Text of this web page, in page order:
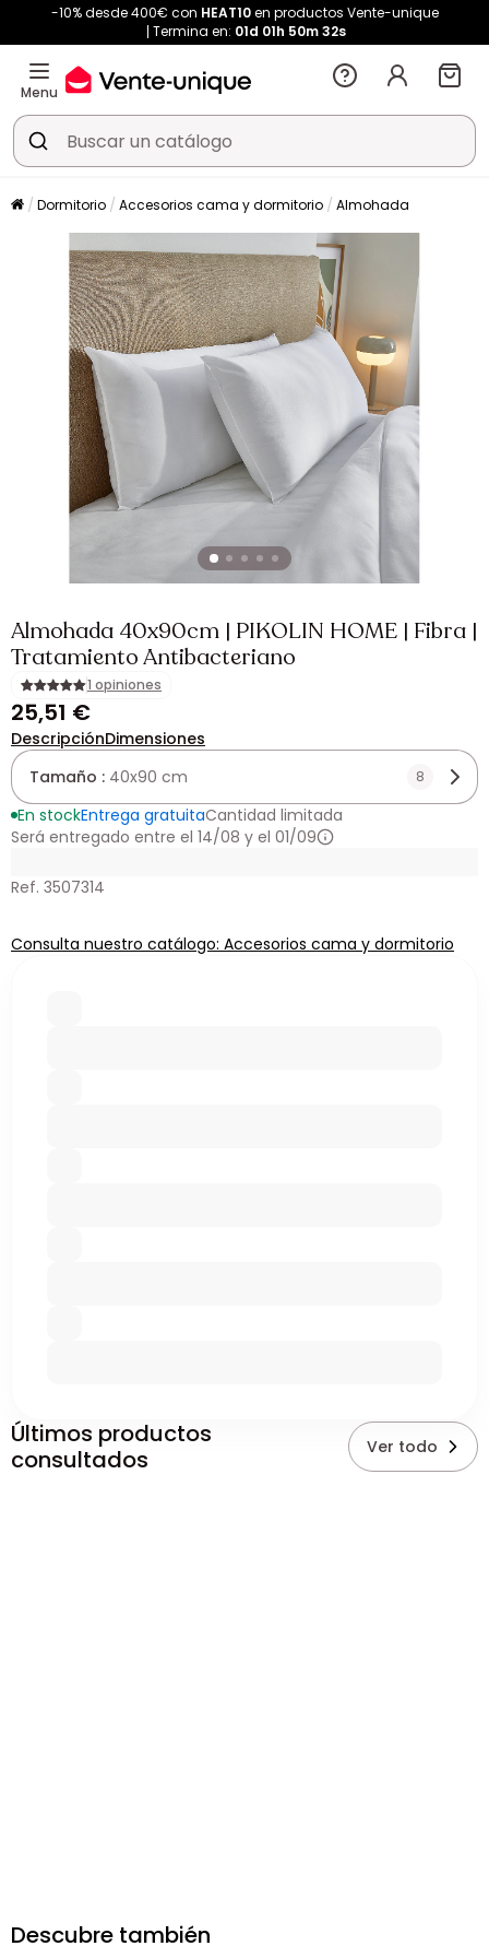
-10% desde 400€ con HEAT10en productos Vente-unique
Termina en: 01d 01h 50m 31s
Menu
Dormitorio Accesorios cama y dormitorio Almohada
Almohada 40x90cm | PIKOLIN HOME | Fibra |
Tratamiento Antibacteriano
1 opiniones
25,51 €
DescripciónDimensiones
Tamaño : 40x90 cm 8
En stockEntrega gratuitaCantidad limitada
Será entregado entre el 14/08 y el 01/09
Ref. 3507314
Consulta nuestro catálogo: Accesorios cama y dormitorio
Últimos productos
consultados
Ver todo
Descubre también